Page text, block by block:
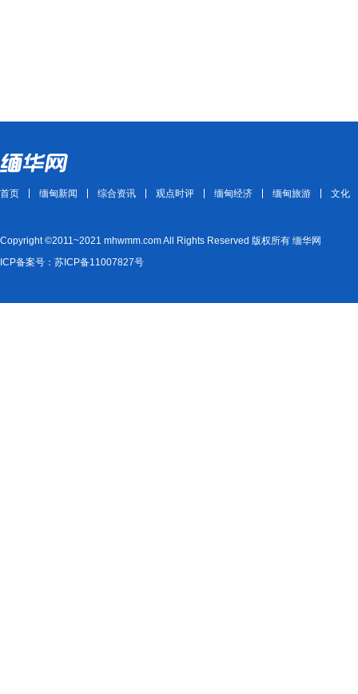
首页 缅甸新闻 综合资讯 观点时评 缅甸经济 缅甸旅游 文化
Copyright ©2011~2021 mhwmm.com All Rights Reserved 版权所有 缅华网
ICP备案号：苏ICP备11007827号